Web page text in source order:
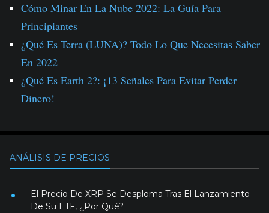
Cómo Minar En La Nube 2022: La Guía Para
Principiantes
¿Qué Es Terra (LUNA)? Todo Lo Que Necesitas Saber
En 2022
¿Qué Es Earth 2?: ¡13 Señales Para Evitar Perder
Dinero!
ANÁLISIS DE PRECIOS
El Precio De XRP Se Desploma Tras El Lanzamiento
De Su ETF, ¿Por Qué?